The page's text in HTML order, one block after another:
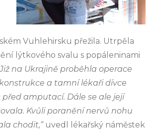
Vuhlehirsku přežila. Utrpěla
lýtkového svalu s popáleninami
na Ukrajině proběhla operace
a tamní lékaři dívce
amputací. Dále se ale její
Kvůli poranění nervů nohu
chodit,“uvedl lékařský náměstek